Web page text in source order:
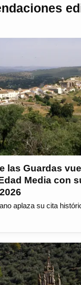
las Guardas
Media con
aplaza su cita